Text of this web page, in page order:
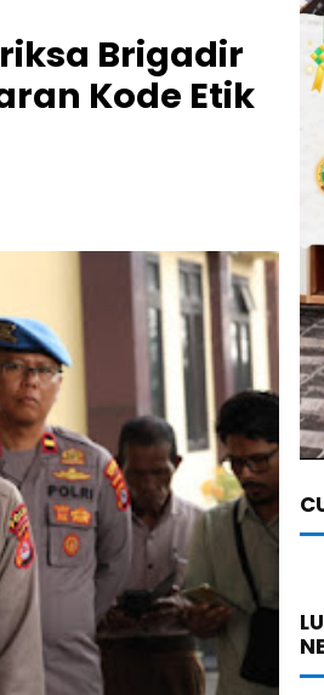
Brigadir
Kode Etik